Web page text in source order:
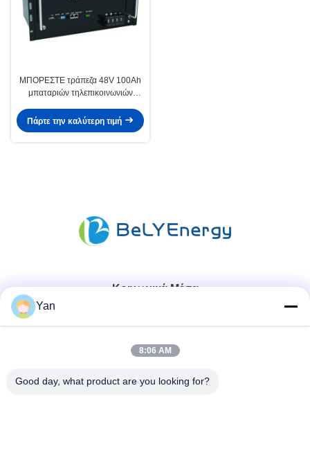
ΜΠΟΡΕΣΤΕ τράπεζα 48V 100Ah
μπαταριών τηλεπικοινωνιών
το LCD
Πάρτε την καλύτερη τιμή
Κοινωνικά Μέσα
Γρήγορη επικοινωνία
Τηλ.:
Yan
8:06 AM
Good day, what product are you looking for?